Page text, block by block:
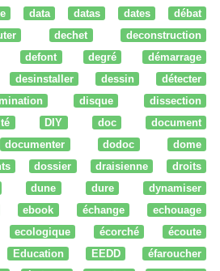
data datas dates
débat
dechet
deconstruction
defont degré
démarrage
desinstaller dessin
détecter
disque
dissection
DIY doc
document
documenter dodoc
dome
dossier draisienne
droits
dune dure
dynamiser
ebook échange
echouage
ecologique écorché
écoute
Education EEDD
éfaroucher